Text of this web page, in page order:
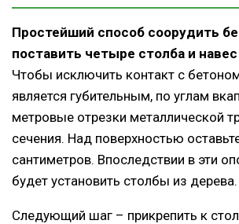
Простейший способ соорудить
поставить четыре столба и
Чтобы исключить контакт с
является губительным, по углам
метровые отрезки металлической
сечения. Над поверхностью
сантиметров. Впоследствии в эти
будет установить столбы из дерева.
Следующий шаг – прикрепить к